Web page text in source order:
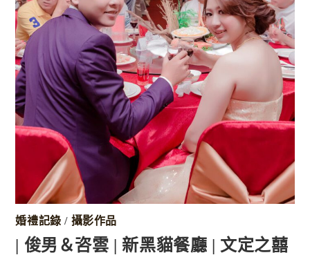
婚禮記錄 / 攝影作品
| 俊男＆咨雲 | 新黑貓餐廳 | 文定之囍